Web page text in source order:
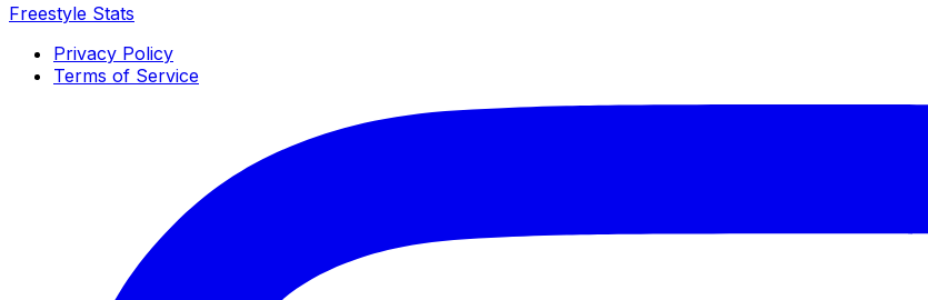
Freestyle Stats
Privacy Policy
Terms of Service